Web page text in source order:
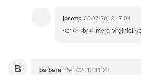
josette 25/07/2013 17:04
<br /> <br /> merci
B barbara 25/07/2013 11:23